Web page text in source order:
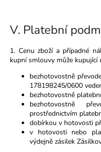
V. Platební
1. Cenu zboží a případné
kupní smlouvy může
bezhotovostně
178198245/0600
bezhotovostně
bezhotovostně
prostřednictvím
dobírkou v hotovosti
v hotovosti nebo
výdejně zásilek